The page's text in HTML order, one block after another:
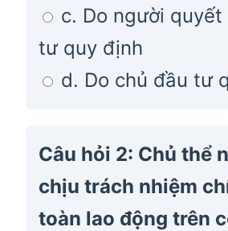
c. Do người quyết
tư quy định
d. Do chủ đầu tư
Câu hỏi 2: Chủ thể
chịu trách nhiệm
toàn lao động trên